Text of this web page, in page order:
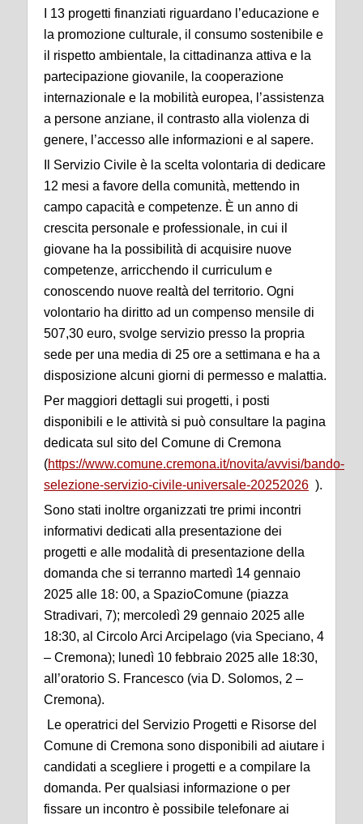
I 13 progetti finanziati riguardano l’educazione e
la promozione culturale, il consumo sostenibile e
il rispetto ambientale, la cittadinanza attiva e la
partecipazione giovanile, la cooperazione
internazionale e la mobilità europea, l’assistenza
a persone anziane, il contrasto alla violenza di
genere, l’accesso alle informazioni e al sapere.
Il Servizio Civile è la scelta volontaria di dedicare
12 mesi a favore della comunità, mettendo in
campo capacità e competenze. È un anno di
crescita personale e professionale, in cui il
giovane ha la possibilità di acquisire nuove
competenze, arricchendo il curriculum e
conoscendo nuove realtà del territorio. Ogni
volontario ha diritto ad un compenso mensile di
507,30 euro, svolge servizio presso la propria
sede per una media di 25 ore a settimana e ha a
disposizione alcuni giorni di permesso e malattia.
Per maggiori dettagli sui progetti, i posti
disponibili e le attività si può consultare la pagina
dedicata sul sito del Comune di Cremona
(https://www.comune.cremona.it/novita/avvisi/bando-
selezione-servizio-civile-universale-20252026 ).
Sono stati inoltre organizzati tre primi incontri
informativi dedicati alla presentazione dei
progetti e alle modalità di presentazione della
domanda che si terranno martedì 14 gennaio
2025 alle 18: 00, a SpazioComune (piazza
Stradivari, 7); mercoledì 29 gennaio 2025 alle
18:30, al Circolo Arci Arcipelago (via Speciano, 4
– Cremona); lunedì 10 febbraio 2025 alle 18:30,
all’oratorio S. Francesco (via D. Solomos, 2 –
Cremona).
Le operatrici del Servizio Progetti e Risorse del
Comune di Cremona sono disponibili ad aiutare i
candidati a scegliere i progetti e a compilare la
domanda. Per qualsiasi informazione o per
fissare un incontro è possibile telefonare ai